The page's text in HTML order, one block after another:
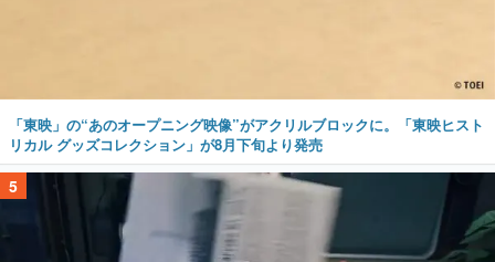
「東映」の“あのオープニング映像”がアクリルブロックに。「東映ヒスト
リカル グッズコレクション」が8月下旬より発売
5